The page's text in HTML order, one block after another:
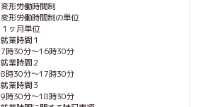
変形労働時間制
変形労働時間制の単位
１ヶ月単位
就業時間１
7時30分〜16時30分
就業時間２
8時30分〜17時30分
就業時間３
9時30分〜18時30分